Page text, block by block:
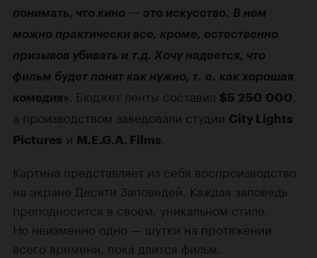
понимать, что кино — это искусство. В нем
можно практически все, кроме, естественно
призывов убивать и т.д. Хочу надеется, что
фильм будет понят как нужно, т. е. как хорошая
комедия»
. Бюджет ленты составил $5 250 000
а производством заведовали студии City Lights
Pictures и M.E.G.A. Films
Картина представляет из себя воспроизводство
на экране Десяти Заповедей. Каждая заповедь
преподносится в своем, уникальном стиле.
Но неизменно одно — шутки на протяжении
всего времени, пока длится фильм.